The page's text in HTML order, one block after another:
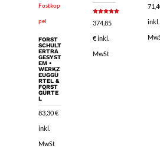
FORST
SCHULT
ERTRA
GESYST
EM •
WERKZ
EUGGÜ
RTEL &
FORST
GÜRTE
L
83,30€
inkl.
MwSt
mit
374,85
€inkl.
MwSt
inkl.